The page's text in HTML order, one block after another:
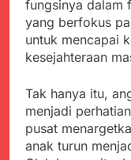
fungsinya dalam
yang berfokus
untuk mencapai
kesejahteraan
Tak hanya itu,
menjadi
pusat
anak turun